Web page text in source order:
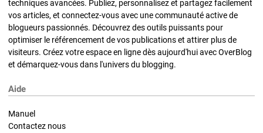
techniques avancées. Publiez, personnalisez et partagez facilement
vos articles, et connectez-vous avec une communauté active de
blogueurs passionnés. Découvrez des outils puissants pour
optimiser le référencement de vos publications et attirer plus de
visiteurs. Créez votre espace en ligne dès aujourd'hui avec OverBlog
et démarquez-vous dans l'univers du blogging.
Aide
Manuel
Contactez nous